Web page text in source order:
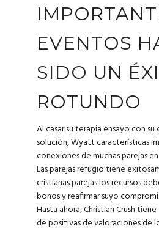
EVENTOS
SIDO UN
ROTUNDO
Al casar su terapia ensayo con su
solución, Wyatt características
conexiones de muchas parejas
Las parejas refugio tiene
cristianas parejas los recursos
bonos y reafirmar suyo
Hasta ahora, Christian Crush
de positivas de valoraciones de